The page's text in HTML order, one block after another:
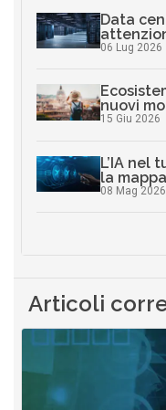
Data
06 Lug 2026
nuovi
15 Giu 2026
L’IA nel
la
08 Mag 2026
Articoli